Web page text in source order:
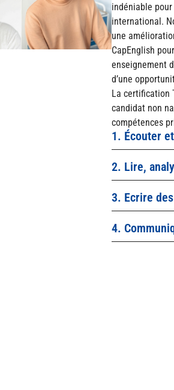
indéniable
international.
une
CapEnglish
enseignement
d’une
La certification
candidat non
compétences
1. Écouter
2. Lire,
3. Ecrire
4.